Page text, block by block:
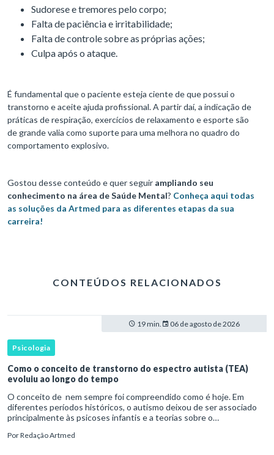
Sudorese e tremores pelo corpo;
Falta de paciência e irritabilidade;
Falta de controle sobre as próprias ações;
Culpa após o ataque.
É fundamental que o paciente esteja ciente de que possui o
transtorno e aceite ajuda profissional. A partir daí, a indicação de
práticas de respiração, exercícios de relaxamento e esporte são
de grande valia como suporte para uma melhora no quadro do
comportamento explosivo.
Gostou desse conteúdo e quer seguir ampliando seu
conhecimento na área de Saúde Mental? Conheça aqui todas
as soluções da Artmed para as diferentes etapas da sua
carreira!
CONTEÚDOS RELACIONADOS
19 min. 06 de agosto de 2026
Psicologia
Como o conceito de transtorno do espectro autista (TEA)
evoluiu ao longo do tempo
O conceito de nem sempre foi compreendido como é hoje. Em
diferentes períodos históricos, o autismo deixou de ser associado
principalmente às psicoses infantis e a teorias sobre o
transtorno do des
PorRedação Artmed